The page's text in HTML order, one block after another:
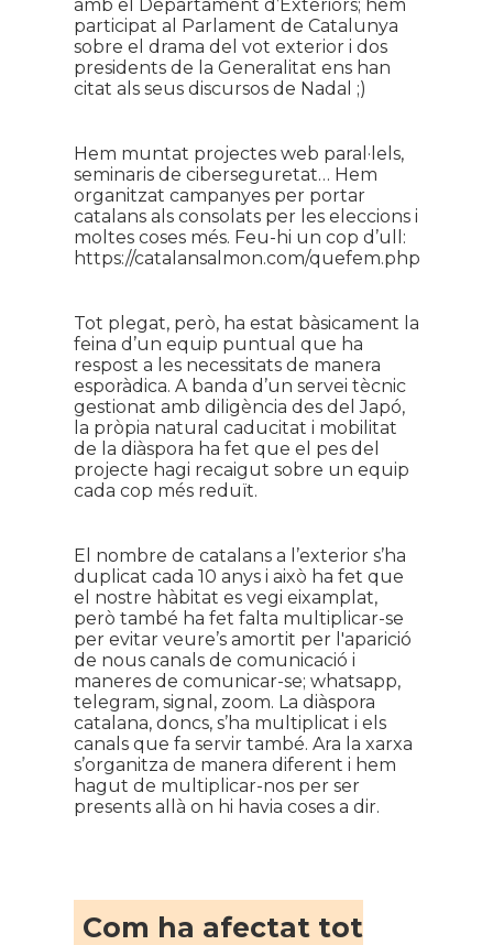
amb el Departament d’Exteriors; hem
participat al Parlament de Catalunya
sobre el drama del vot exterior i dos
presidents de la Generalitat ens han
citat als seus discursos de Nadal ;)
Hem muntat projectes web paral·lels,
seminaris de ciberseguretat… Hem
organitzat campanyes per portar
catalans als consolats per les eleccions i
moltes coses més. Feu-hi un cop d’ull:
https://catalansalmon.com/quefem.php
Tot plegat, però, ha estat bàsicament la
feina d’un equip puntual que ha
respost a les necessitats de manera
esporàdica. A banda d’un servei tècnic
gestionat amb diligència des del Japó,
la pròpia natural caducitat i mobilitat
de la diàspora ha fet que el pes del
projecte hagi recaigut sobre un equip
cada cop més reduït.
El nombre de catalans a l’exterior s’ha
duplicat cada 10 anys i això ha fet que
el nostre hàbitat es vegi eixamplat,
però també ha fet falta multiplicar-se
per evitar veure’s amortit per l'aparició
de nous canals de comunicació i
maneres de comunicar-se; whatsapp,
telegram, signal, zoom. La diàspora
catalana, doncs, s’ha multiplicat i els
canals que fa servir també. Ara la xarxa
s’organitza de manera diferent i hem
hagut de multiplicar-nos per ser
presents allà on hi havia coses a dir.
Com ha afectat tot